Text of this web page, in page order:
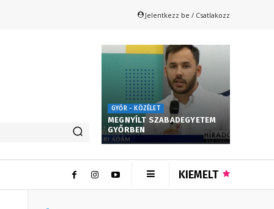
Jelentkezz be / Csatlakozz
GYŐR - KÖZÉLET
MEGNYÍLT SZABADEGYETEM
GYŐRBEN
KIEMELT